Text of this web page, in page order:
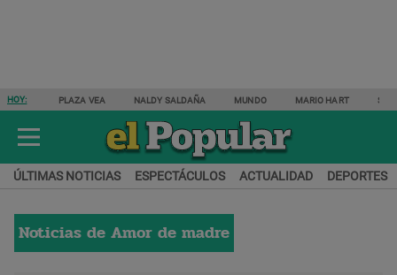
HOY: PLAZA VEA NALDY SALDAÑA MUNDO MARIO HART
ÚLTIMAS NOTICIAS ESPECTÁCULOS ACTUALIDAD DEPORTES
Noticias de Amor de madre